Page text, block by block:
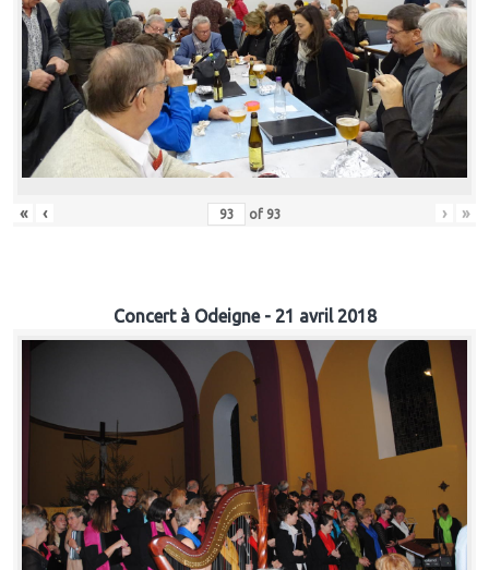
« ‹ of 93 › »
Concert à Odeigne - 21 avril 2018